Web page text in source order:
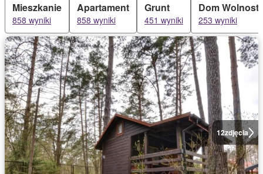
Mieszkanie
858 wyniki
Apartament
858 wyniki
Grunt
451 wyniki
Dom
253 wyniki
12zdjęcia